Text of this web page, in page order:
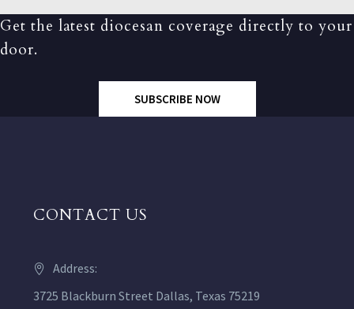
Get the latest diocesan coverage directly to your
door.
SUBSCRIBE NOW
CONTACT US
Address:
3725 Blackburn Street Dallas, Texas 75219